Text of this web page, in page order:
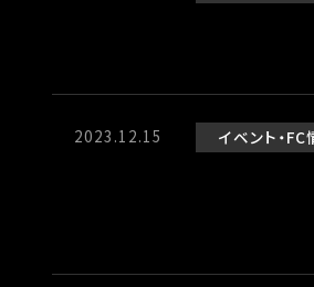
2023.12.15 イベント FC